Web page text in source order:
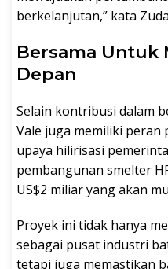
berkelanjutan,” kata
Bersama Untuk
Depan
Selain kontribusi dalam
Vale juga memiliki
upaya hilirisasi
pembangunan smelter
US$2 miliar yang akan
Proyek ini tidak hanya
sebagai pusat industri
tetapi juga memastikan